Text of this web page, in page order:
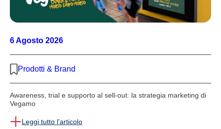
6 Agosto 2026
Prodotti & Brand
Awareness, trial e supporto al sell-out: la strategia marketing di
Vegamo
Leggi tutto l’articolo